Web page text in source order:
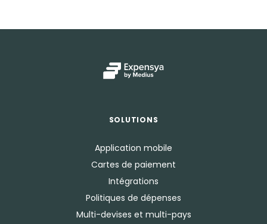
SOLUTIONS
Application mobile
Cartes de paiement
Intégrations
Politiques de dépenses
Multi-devises et multi-pays